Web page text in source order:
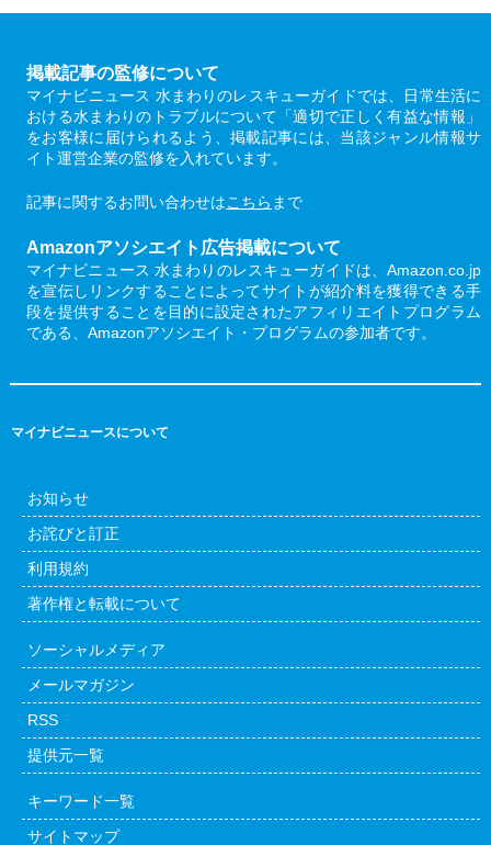
掲載記事の監修について
マイナビニュース 水まわりのレスキューガイドでは、日常生活に
おける水まわりのトラブルについて「適切で正しく有益な情報」
をお客様に届けられるよう、掲載記事には、当該ジャンル情報サ
イト運営企業の監修を入れています。
記事に関するお問い合わせはこちら まで
Amazonアソシエイト広告掲載について
マイナビニュース 水まわりのレスキューガイドは、Amazon.co.jp
を宣伝しリンクすることによってサイトが紹介料を獲得できる手
段を提供することを目的に設定されたアフィリエイトプログラム
である、Amazonアソシエイト・プログラムの参加者です。
マイナビニュースについて
お知らせ
お詫びと訂正
利用規約
著作権と転載について
ソーシャルメディア
メールマガジン
RSS
提供元一覧
キーワード一覧
サイトマップ